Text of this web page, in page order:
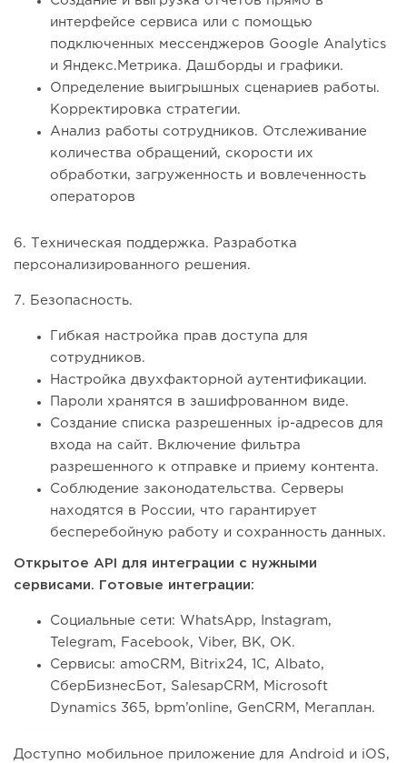
интерфейсе сервиса или с помощью
подключенных мессенджеров Google Analytics
и Яндекс.Метрика. Дашборды и графики.
Определение выигрышных сценариев работы.
Корректировка стратегии.
Анализ работы сотрудников. Отслеживание
количества обращений, скорости их
обработки, загруженность и вовлеченность
операторов
6. Техническая поддержка. Разработка
персонализированного решения.
7. Безопасность.
Гибкая настройка прав доступа для
сотрудников.
Настройка двухфакторной аутентификации.
Пароли хранятся в зашифрованном виде.
Создание списка разрешенных ip-адресов для
входа на сайт. Включение фильтра
разрешенного к отправке и приему контента.
Соблюдение законодательства. Серверы
находятся в России, что гарантирует
бесперебойную работу и сохранность данных.
Открытое API для интеграции с нужными
сервисами. Готовые интеграции:
Социальные сети: WhatsApp, Instagram,
Telegram, Facebook, Viber, ВК, ОК.
Сервисы: amoCRM, Bitrix24, 1C, Albato,
СберБизнесБот, SalesapCRM, Microsoft
Dynamics 365, bpm’online, GenCRM, Мегаплан.
Доступно мобильное приложение для Android и iOS,